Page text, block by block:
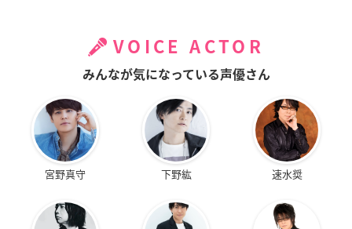
VOICE ACTOR
みんなが気になっている声優さん
宮野真守 下野紘 速水奨